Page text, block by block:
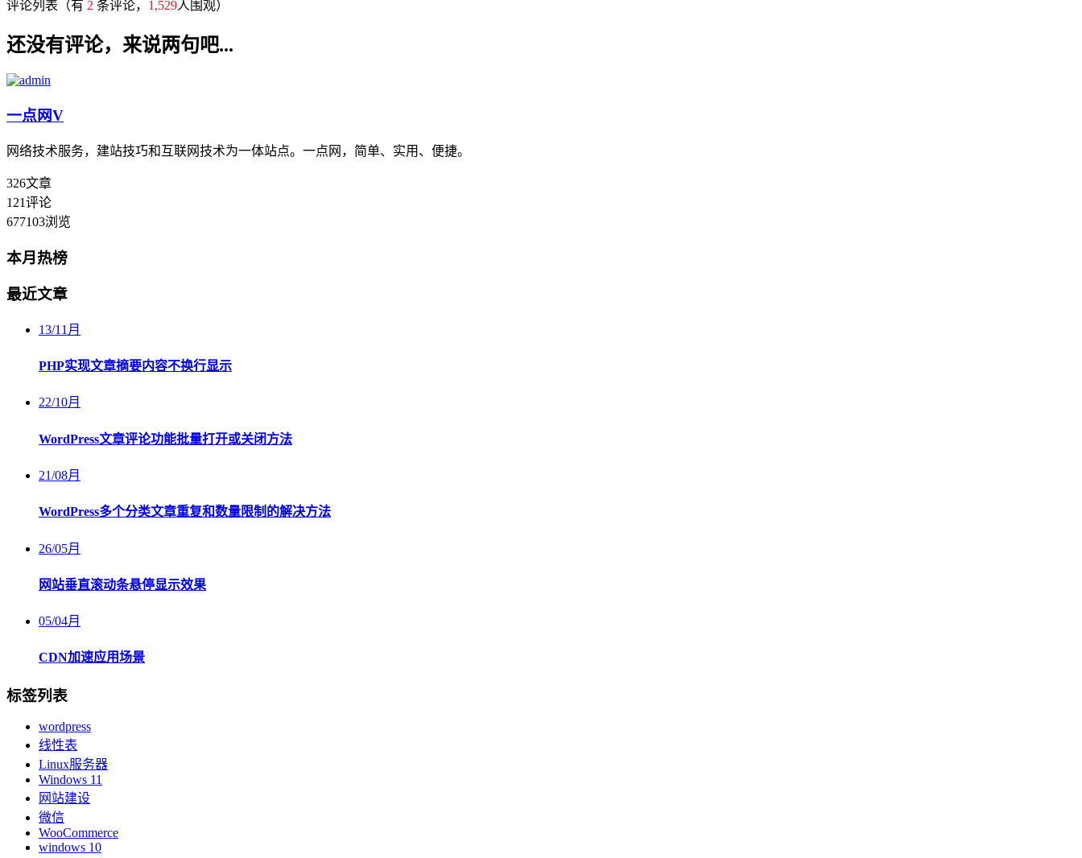
评论列表 （有 2 条评论， 1,529人围观）
还没有评论，来说两句吧...
一点网V
网络技术服务，建站技巧和互联网技术为一体站点。一点网，简单、实用、便捷。
326文章
121评论
677103浏览
本月热榜
最近文章
13/11月
PHP实现文章摘要内容不换行显示
22/10月
WordPress文章评论功能批量打开或关闭方法
21/08月
WordPress多个分类文章重复和数量限制的解决方法
26/05月
网站垂直滚动条悬停显示效果
05/04月
CDN加速应用场景
标签列表
wordpress
线性表
Linux服务器
Windows 11
网站建设
微信
WooCommerce
windows 10